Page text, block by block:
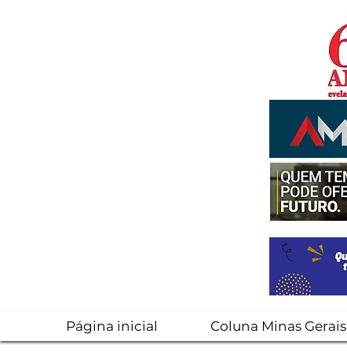
Página inicial Coluna Minas Gerais